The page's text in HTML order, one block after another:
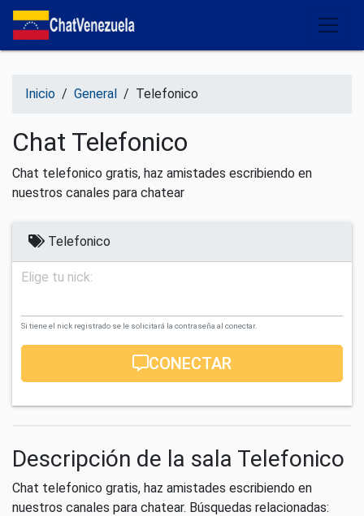
Salir del contenido
Inicio / General / Telefonico
Chat Telefonico
Chat telefonico gratis, haz amistades escribiendo en
nuestros canales para chatear
Telefonico
Elige tu nick:
Si tiene el nick registrado se le solicitará la contraseña al conectar.
CONECTAR
Descripción de la sala Telefonico
Chat telefonico gratis, haz amistades escribiendo en
nuestros canales para chatear. Búsquedas relacionadas: